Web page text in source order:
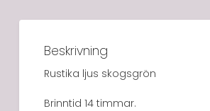
Beskrivning
Rustika ljus skogsgrön
Brinntid 14 timmar.